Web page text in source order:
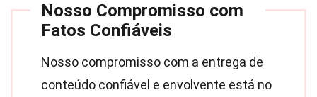
Nosso Compromisso com
Fatos Confiáveis
Nosso compromisso com a entrega de
conteúdo confiável e envolvente está no